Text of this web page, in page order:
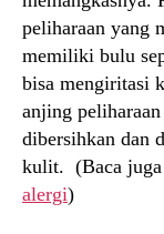
peliharaan yang
memiliki bulu
bisa mengiritasi
anjing
dibersihkan dan
kulit. (Baca juga
alergi)